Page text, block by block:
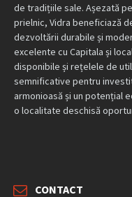
de tradițiile sale. Așezată
prielnic, Vidra beneficiază
dezvoltării durabile și
excelente cu Capitala și
disponibile și rețelele de
semnificative pentru
armonioasă și un potențial
o localitate deschisă
CONTACT